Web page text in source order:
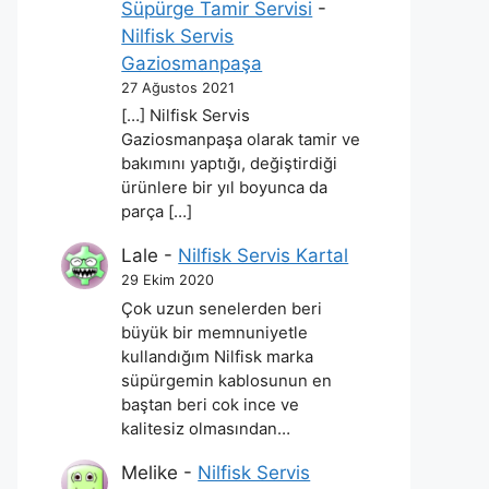
Süpürge Tamir Servisi -
Nilfisk Servis
Gaziosmanpaşa
27 Ağustos 2021
[…] Nilfisk Servis
Gaziosmanpaşa olarak tamir ve
bakımını yaptığı, değiştirdiği
ürünlere bir yıl boyunca da
parça […]
Lale - Nilfisk Servis Kartal
29 Ekim 2020
Çok uzun senelerden beri
büyük bir memnuniyetle
kullandığım Nilfisk marka
süpürgemin kablosunun en
baştan beri cok ince ve
kalitesiz olmasından…
Melike - Nilfisk Servis